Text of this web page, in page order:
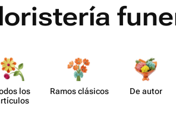
los
Ramos clásicos De autor